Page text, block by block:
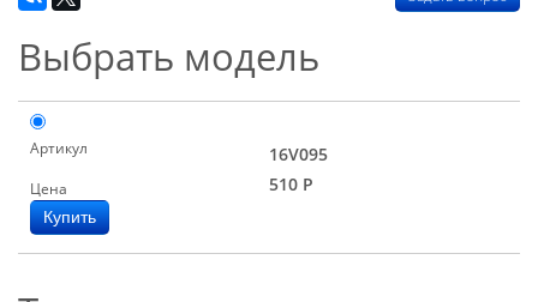
Выбрать модель
Артикул 16V095
Цена 510 Р